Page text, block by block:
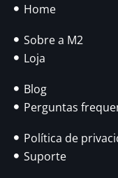
Home
Sobre a M2
Loja
Blog
Perguntas
Política de
Suporte